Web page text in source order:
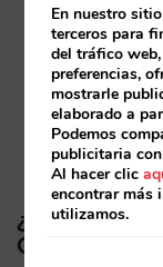
variables
ocupación
manera tu
crecimiento.
¿Es
Google
En nuestro
terceros para
del tráfico
preferencias,
mostrarle
elaborado a
Podemos
publicitaria
Al hacer clic
encontrar más
utilizamos.